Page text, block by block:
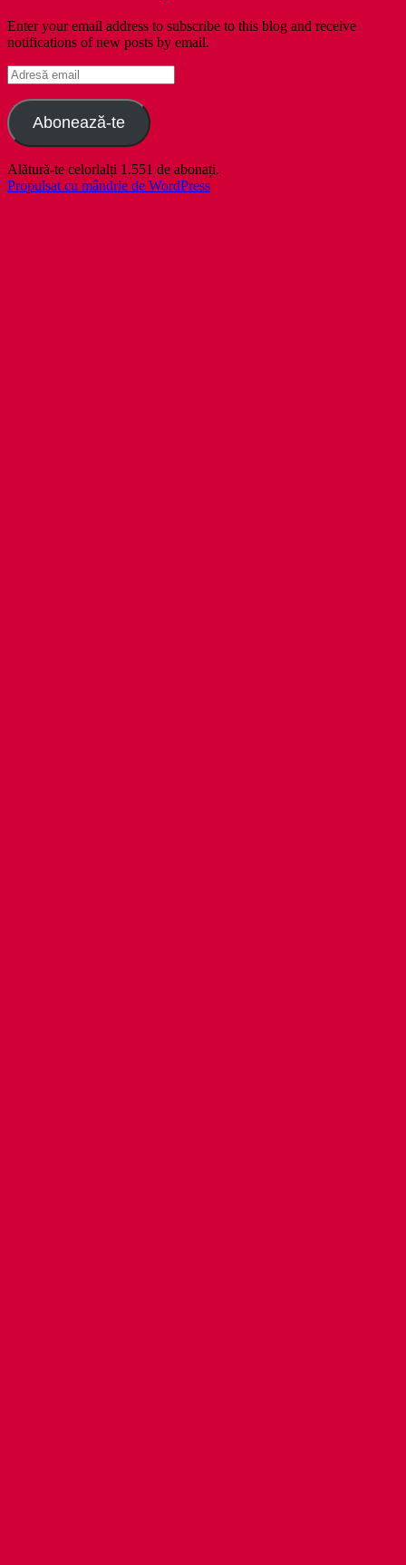
Enter your email address to subscribe to this blog and receive
notifications of new posts by email.
Adresă
email
Abonează-te
Alătură-te celorlalți 1.551 de abonați.
Propulsat cu mândrie de WordPress